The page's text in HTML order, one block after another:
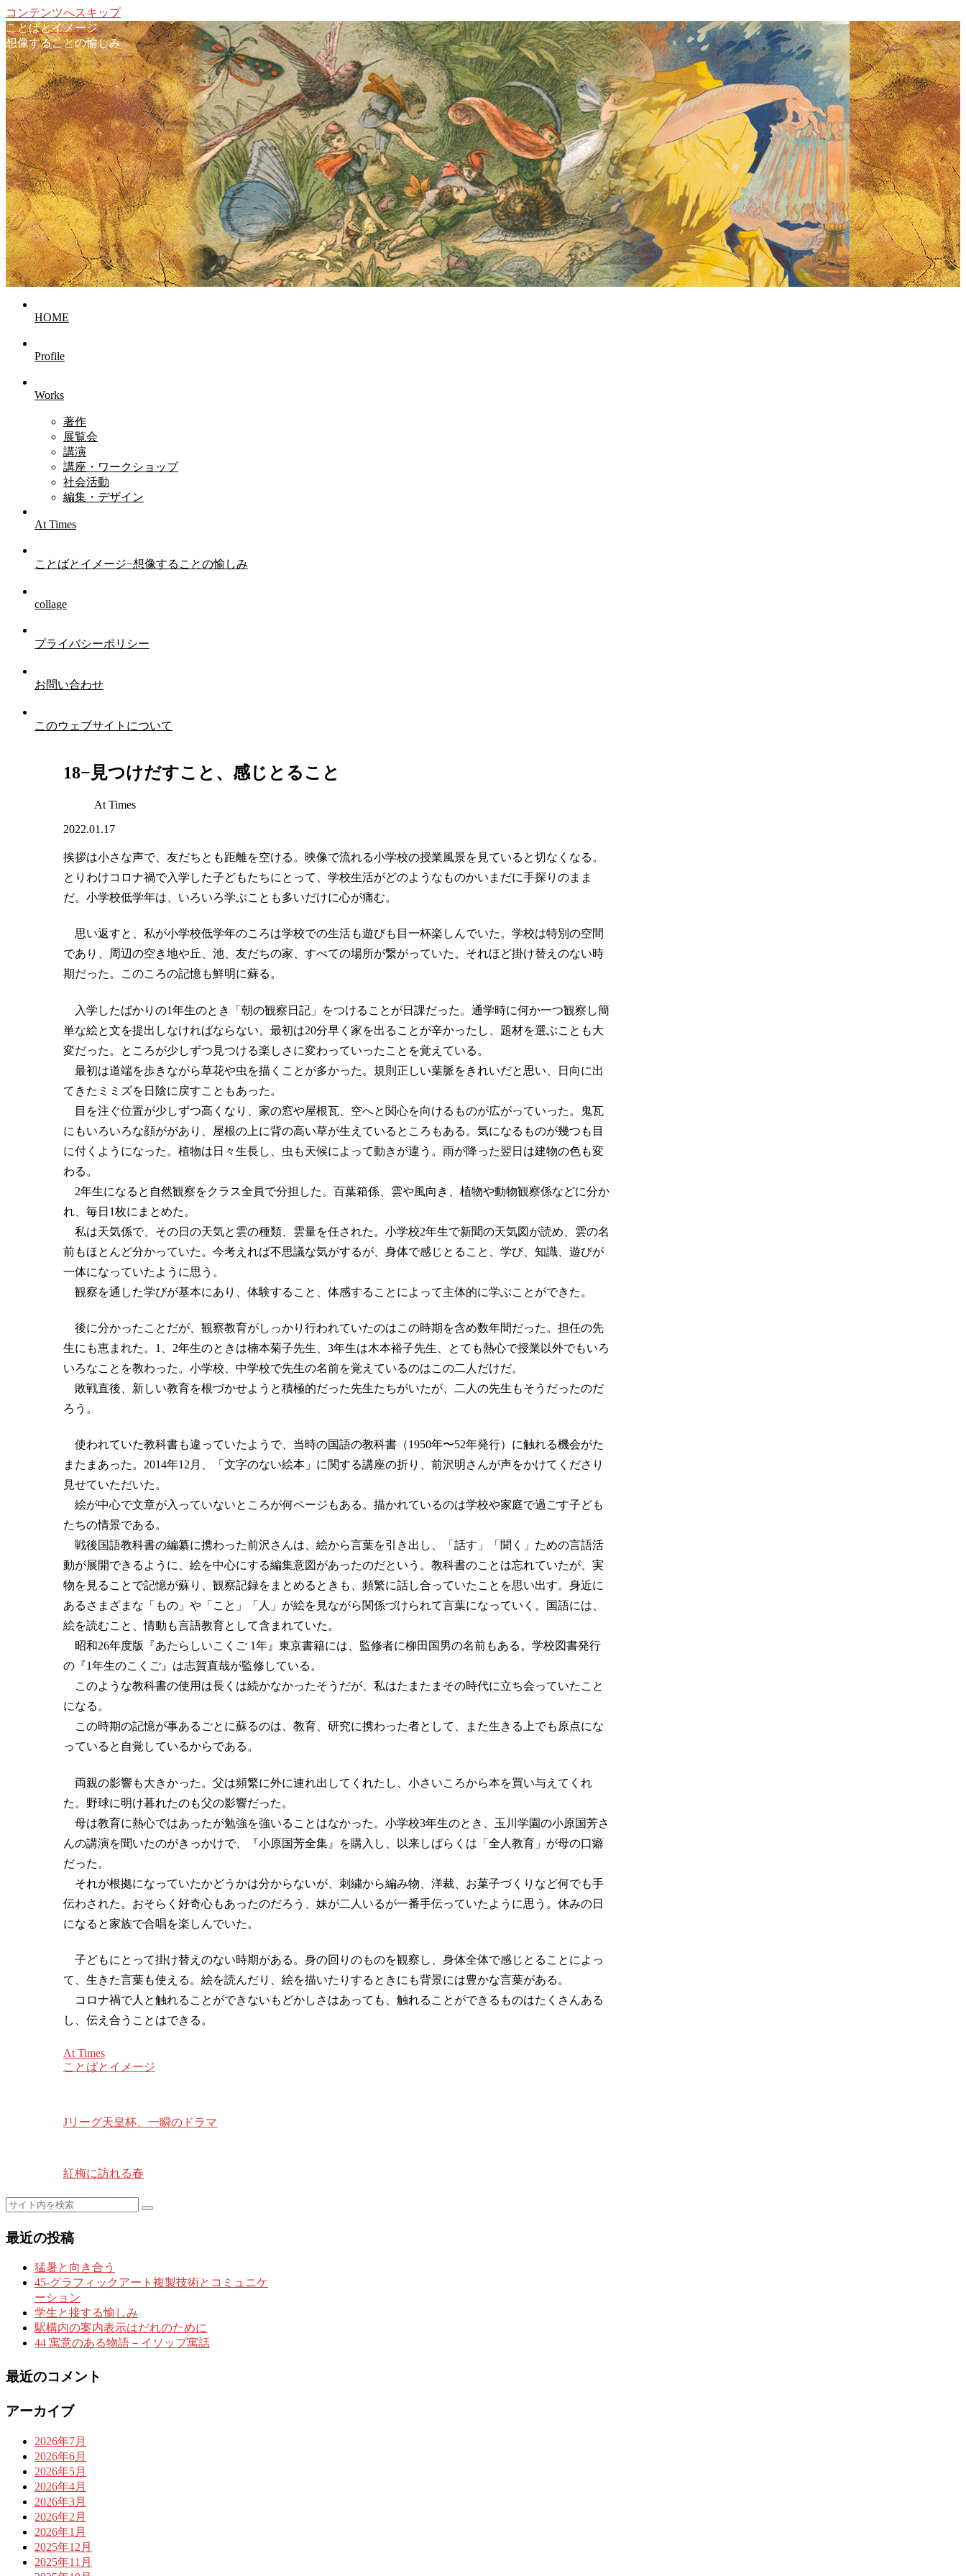
コンテンツへスキップ
ことばとイメージ
想像することの愉しみ
HOME
Profile
Works
著作
展覧会
講演
講座・ワークショップ
社会活動
編集・デザイン
At Times
ことばとイメージ−想像することの愉しみ
collage
プライバシーポリシー
お問い合わせ
このウェブサイトについて
18−見つけだすこと、感じとること
At Times
2022.01.17
挨拶は小さな声で、友だちとも距離を空ける。映像で流れる小学校の授業風景を見ていると切なくなる。
とりわけコロナ禍で入学した子どもたちにとって、学校生活がどのようなものかいまだに手探りのまま
だ。小学校低学年は、いろいろ学ぶことも多いだけに心が痛む。
思い返すと、私が小学校低学年のころは学校での生活も遊びも目一杯楽しんでいた。学校は特別の空間
であり、周辺の空き地や丘、池、友だちの家、すべての場所が繋がっていた。それほど掛け替えのない時
期だった。このころの記憶も鮮明に蘇る。
入学したばかりの1年生のとき「朝の観察日記」をつけることが日課だった。通学時に何か一つ観察し簡
単な絵と文を提出しなければならない。最初は20分早く家を出ることが辛かったし、題材を選ぶことも大
変だった。ところが少しずつ見つける楽しさに変わっていったことを覚えている。
最初は道端を歩きながら草花や虫を描くことが多かった。規則正しい葉脈をきれいだと思い、日向に出
てきたミミズを日陰に戻すこともあった。
目を注ぐ位置が少しずつ高くなり、家の窓や屋根瓦、空へと関心を向けるものが広がっていった。鬼瓦
にもいろいろな顔ががあり、屋根の上に背の高い草が生えているところもある。気になるものが幾つも目
に付くようになった。植物は日々生長し、虫も天候によって動きが違う。雨が降った翌日は建物の色も変
わる。
2年生になると自然観察をクラス全員で分担した。百葉箱係、雲や風向き、植物や動物観察係などに分か
れ、毎日1枚にまとめた。
私は天気係で、その日の天気と雲の種類、雲量を任された。小学校2年生で新聞の天気図が読め、雲の名
前もほとんど分かっていた。今考えれば不思議な気がするが、身体で感じとること、学び、知識、遊びが
一体になっていたように思う。
観察を通した学びが基本にあり、体験すること、体感することによって主体的に学ぶことができた。
後に分かったことだが、観察教育がしっかり行われていたのはこの時期を含め数年間だった。担任の先
生にも恵まれた。1、2年生のときは楠本菊子先生、3年生は木本裕子先生、とても熱心で授業以外でもいろ
いろなことを教わった。小学校、中学校で先生の名前を覚えているのはこの二人だけだ。
敗戦直後、新しい教育を根づかせようと積極的だった先生たちがいたが、二人の先生もそうだったのだ
ろう。
使われていた教科書も違っていたようで、当時の国語の教科書（1950年〜52年発行）に触れる機会がた
またまあった。2014年12月、「文字のない絵本」に関する講座の折り、前沢明さんが声をかけてくださり
見せていただいた。
絵が中心で文章が入っていないところが何ページもある。描かれているのは学校や家庭で過ごす子ども
たちの情景である。
戦後国語教科書の編纂に携わった前沢さんは、絵から言葉を引き出し、「話す」「聞く」ための言語活
動が展開できるように、絵を中心にする編集意図があったのだという。教科書のことは忘れていたが、実
物を見ることで記憶が蘇り、観察記録をまとめるときも、頻繁に話し合っていたことを思い出す。身近に
あるさまざまな「もの」や「こと」「人」が絵を見ながら関係づけられて言葉になっていく。国語には、
絵を読むこと、情動も言語教育として含まれていた。
昭和26年度版『あたらしいこくご 1年』東京書籍には、監修者に柳田国男の名前もある。学校図書発行
の『1年生のこくご』は志賀直哉が監修している。
このような教科書の使用は長くは続かなかったそうだが、私はたまたまその時代に立ち会っていたこと
になる。
この時期の記憶が事あるごとに蘇るのは、教育、研究に携わった者として、また生きる上でも原点にな
っていると自覚しているからである。
両親の影響も大きかった。父は頻繁に外に連れ出してくれたし、小さいころから本を買い与えてくれ
た。野球に明け暮れたのも父の影響だった。
母は教育に熱心ではあったが勉強を強いることはなかった。小学校3年生のとき、玉川学園の小原国芳さ
んの講演を聞いたのがきっかけで、『小原国芳全集』を購入し、以来しばらくは「全人教育」が母の口癖
だった。
それが根拠になっていたかどうかは分からないが、刺繍から編み物、洋裁、お菓子づくりなど何でも手
伝わされた。おそらく好奇心もあったのだろう、妹が二人いるが一番手伝っていたように思う。休みの日
になると家族で合唱を楽しんでいた。
子どもにとって掛け替えのない時期がある。身の回りのものを観察し、身体全体で感じとることによっ
て、生きた言葉も使える。絵を読んだり、絵を描いたりするときにも背景には豊かな言葉がある。
コロナ禍で人と触れることができないもどかしさはあっても、触れることができるものはたくさんある
し、伝え合うことはできる。
At Times
ことばとイメージ
Jリーグ天皇杯、一瞬のドラマ
紅梅に訪れる春
最近の投稿
猛暑と向き合う
45-グラフィックアート複製技術とコミュニケ
ーション
学生と接する愉しみ
駅構内の案内表示はだれのために
44 寓意のある物語－イソップ寓話
最近のコメント
アーカイブ
2026年7月
2026年6月
2026年5月
2026年4月
2026年3月
2026年2月
2026年1月
2025年12月
2025年11月